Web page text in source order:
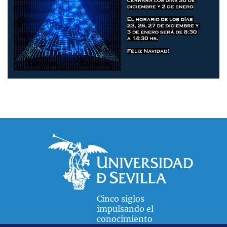
Cinco siglos
impulsando el
conocimiento